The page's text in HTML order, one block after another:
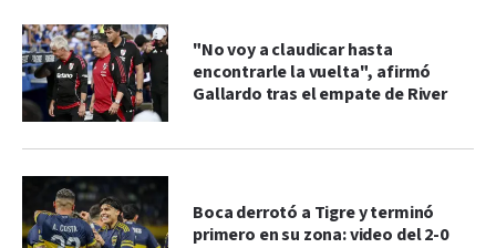
"No voy a claudicar hasta
encontrarle la vuelta", afirmó
Gallardo tras el empate de River
Boca derrotó a Tigre y terminó
primero en su zona: video del 2-0